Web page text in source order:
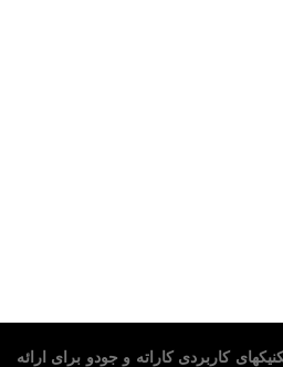
کاربردی کاراته و جودو برای ارائه